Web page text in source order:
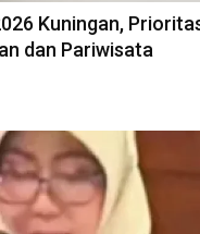
Kuningan,
dan Pariwisata